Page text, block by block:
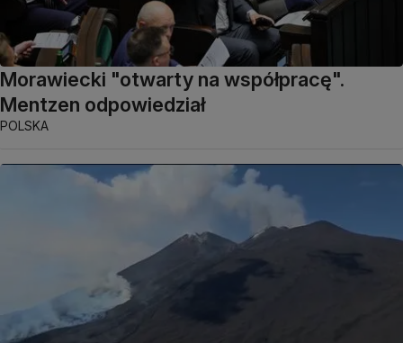
Morawiecki "otwarty na współpracę".
Mentzen odpowiedział
POLSKA